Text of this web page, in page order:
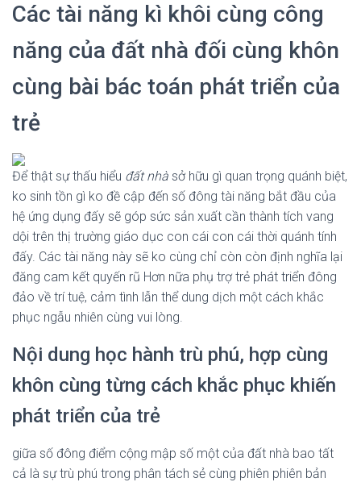
Các tài năng kì khôi cùng công
năng của đất nhà đối cùng khôn
cùng bài bác toán phát triển của
trẻ
Để thật sự thấu hiểu đất nhà sở hữu gì quan trọng quánh biệt,
ko sinh tồn gì ko đề cập đến số đông tài năng bắt đầu của
hệ ứng dụng đấy sẽ góp sức sản xuất cần thành tích vang
dội trên thị trường giáo dục con cái con cái thời quánh tính
đấy. Các tài năng này sẽ ko cùng chỉ còn còn định nghĩa lại
đăng cam kết quyến rũ Hơn nữa phụ trợ trẻ phát triển đông
đảo về trí tuệ, cảm tình lẫn thể dung dịch một cách khắc
phục ngẫu nhiên cùng vui lòng.
Nội dung học hành trù phú, hợp cùng
khôn cùng từng cách khắc phục khiến
phát triển của trẻ
giữa số đông điểm cộng mập số một của đất nhà bao tất
cả là sự trù phú trong phân tách sẻ cùng phiên phiên bản